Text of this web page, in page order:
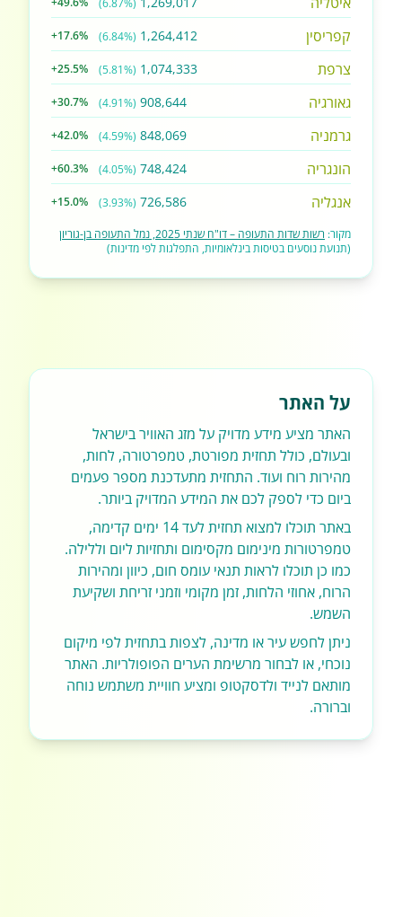
(6.87%)
קפריסין 1,264,412
(6.84%)
+17.6%
צרפת 1,074,333
(5.81%)
+25.5%
גאורגיה 908,644
(4.91%)
+30.7%
גרמניה 848,069
(4.59%)
+42.0%
הונגריה 748,424
(4.05%)
+60.3%
אנגליה 726,586
(3.93%)
+15.0%
מקור: רשות שדות התעופה – דו"ח שנתי 2025, נמל התעופה בן-גוריון
(תנועת נוסעים בטיסות בינלאומיות, התפלגות לפי מדינות)
על האתר
האתר מציע מידע מדויק על מזג האוויר בישראל
ובעולם, כולל תחזית מפורטת, טמפרטורה, לחות,
מהירות רוח ועוד. התחזית מתעדכנת מספר פעמים
ביום כדי לספק לכם את המידע המדויק ביותר.
באתר תוכלו למצוא תחזית לעד 14 ימים קדימה,
טמפרטורות מינימום מקסימום ותחזיות ליום וללילה.
כמו כן תוכלו לראות תנאי עומס חום, כיוון ומהירות
הרוח, אחוזי הלחות, זמן מקומי וזמני זריחת ושקיעת
השמש.
ניתן לחפש עיר או מדינה, לצפות בתחזית לפי מיקום
נוכחי, או לבחור מרשימת הערים הפופולריות. האתר
מותאם לנייד ולדסקטופ ומציע חוויית משתמש נוחה
וברורה.